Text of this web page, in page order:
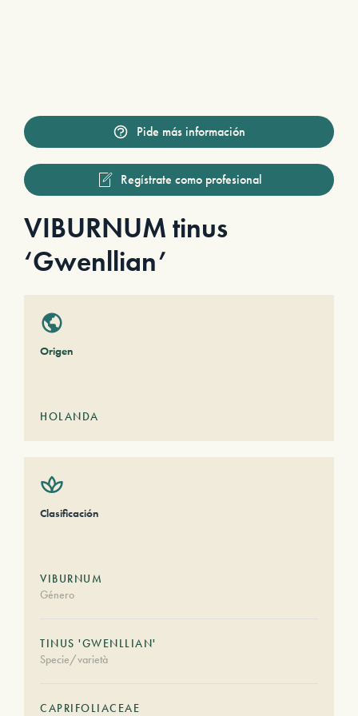
Pide más información
Regístrate como profesional
VIBURNUM tinus
‘Gwenllian’
Origen
HOLANDA
Clasificación
VIBURNUM
Género
TINUS 'GWENLLIAN'
Specie/varietà
CAPRIFOLIACEAE